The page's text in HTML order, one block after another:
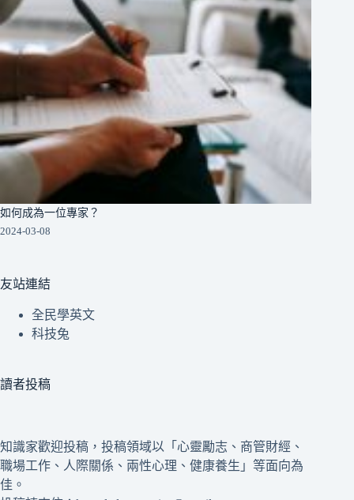
如何成為一位專家？
2024-03-08
友站連結
全民學英文
科技兔
讀者投稿
知識家歡迎投稿，投稿領域以「心靈勵志、商管財經、
職場工作、人際關係、兩性心理、健康養生」等面向為
佳。